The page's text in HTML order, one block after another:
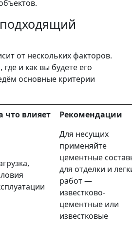
от нескольких факторов.
и как вы будете его
основные критерии
что влияет Рекомендации
Для несущих
применяйте
цементные
для отделки и
работ —
известково-
цементные или
известковые